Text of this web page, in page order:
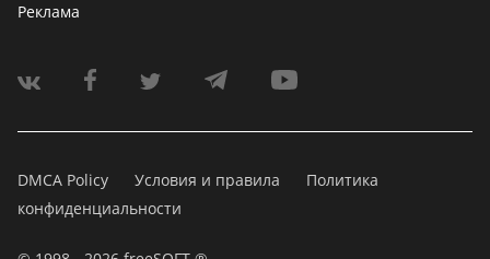
Реклама
DMCA Policy Условия и правила
Политика
конфиденциальности